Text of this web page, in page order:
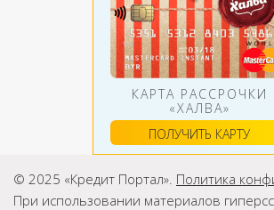
КАРТА РАССРОЧКИ
«ХАЛВА»
ПОЛУЧИТЬ КАРТУ
© 2025 «Кредит Портал». Политика
При использовании материалов